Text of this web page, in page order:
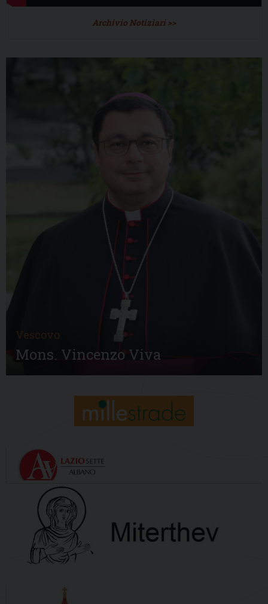
Archivio Notiziari >>
Vescovo
Mons. Vincenzo Viva